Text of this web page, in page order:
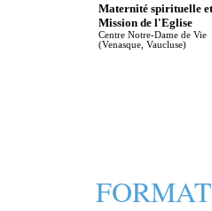
Maternité spirituelle et
Mission de l'Eglise
Centre Notre-Dame de Vie
(Venasque, Vaucluse)